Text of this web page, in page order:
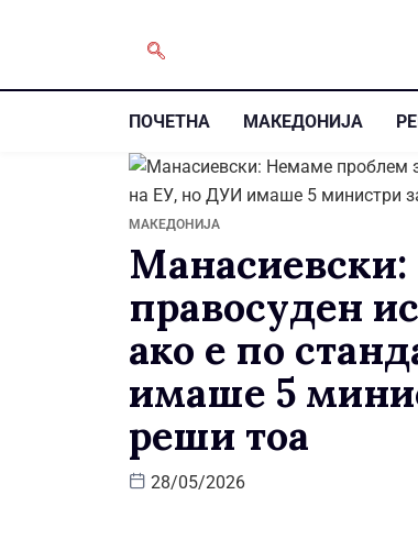
ПОЧЕТНА МАКЕДОНИЈА
МАКЕДОНИЈА
правосуден
ако е по
имаше 5
реши тоа
28/05/2026